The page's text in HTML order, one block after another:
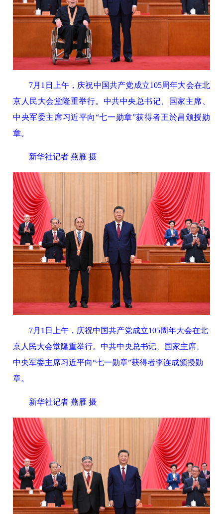
7月1日上午，庆祝中国共产党成立105周年大会在北
京人民大会堂隆重举行。中共中央总书记、国家主席、
中央军委主席习近平向“七一勋章”获得者王於昌颁授勋
章。
新华社记者 燕雁 摄
7月1日上午，庆祝中国共产党成立105周年大会在北
京人民大会堂隆重举行。中共中央总书记、国家主席、
中央军委主席习近平向“七一勋章”获得者李连成颁授勋
章。
新华社记者 燕雁 摄